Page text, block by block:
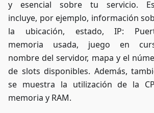
y esencial sobre tu servicio.
incluye, por ejemplo, información
la ubicación, estado, IP:
memoria usada, juego en
nombre del servidor, mapa y el
de slots disponibles. Además,
se muestra la utilización de la
memoria y RAM.